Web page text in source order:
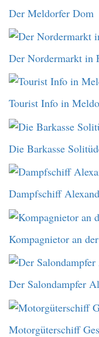
Der Meldorfer Dom
Der Nordermarkt in
Tourist Info in
Die Barkasse
Dampfschiff
Kompagnietor an
Der Salondampfer
Motorgüterschiff